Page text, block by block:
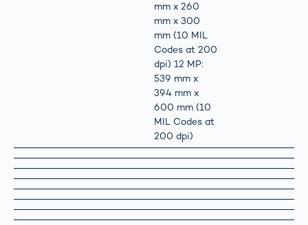
mm x 260
mm x 300
mm (10 MIL
Codes at 200
dpi) 12 MP:
539 mm x
394 mm x
600 mm (10
MIL Codes at
200 dpi)